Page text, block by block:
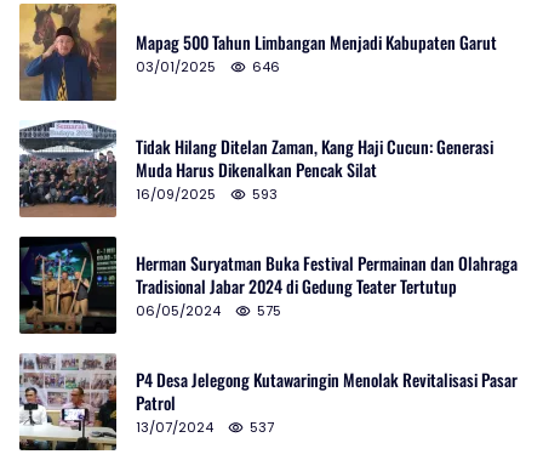
Mapag 500 Tahun Limbangan Menjadi Kabupaten Garut
03/01/2025 646
Tidak Hilang Ditelan Zaman, Kang Haji Cucun: Generasi
Muda Harus Dikenalkan Pencak Silat
16/09/2025 593
Herman Suryatman Buka Festival Permainan dan Olahraga
Tradisional Jabar 2024 di Gedung Teater Tertutup
06/05/2024 575
P4 Desa Jelegong Kutawaringin Menolak Revitalisasi Pasar
Patrol
13/07/2024 537